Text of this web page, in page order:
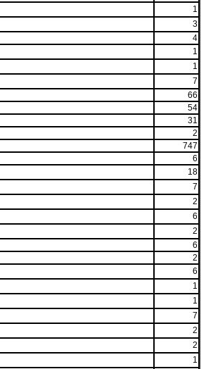
1
3
4
1
1
7
66
54
31
2
747
6
18
7
2
6
2
6
2
6
1
1
7
2
2
1